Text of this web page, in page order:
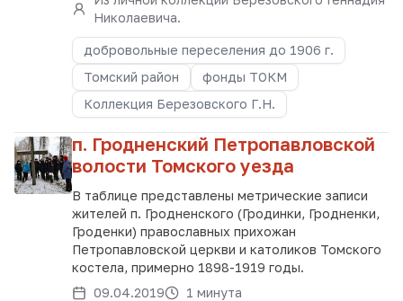
Николаевича.
добровольные переселения до 1906 г.
Томский район
фонды ТОКМ
Коллекция Березовского Г.Н.
п. Гродненский Петропавловской
волости Томского уезда
В таблице представлены метрические записи
жителей п. Гродненского (Гродинки, Гродненки,
Гроденки) православных прихожан
Петропавловской церкви и католиков Томского
костела, примерно 1898-1919 годы.
09.04.2019
1 минута